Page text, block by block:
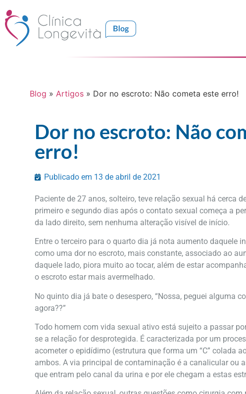
Blog » Artigos » Dor no escroto: Não cometa este erro!
Dor no escroto: Não
erro!
Publicado em 13 de abril de 2021
Paciente de 27 anos, solteiro, teve relação sexual há cerca
primeiro e segundo dias após o contato sexual começa a
da lado direito, sem nenhuma alteração visível de início.
Entre o terceiro para o quarto dia já nota aumento daquele
como uma dor no escroto, mais constante, associado ao
daquele lado, piora muito ao tocar, além de estar
o escroto estar mais avermelhado.
No quinto dia já bate o desespero, “Nossa, peguei alguma
agora??”
Todo homem com vida sexual ativo está sujeito a passar
se a relação for desprotegida. É caracterizada por um
acometer o epidídimo (estrutura que forma um “C” colada
ambos. A via principal de contaminação é a canalicular ou
que entram pelo canal da urina e por ele chegam a estas